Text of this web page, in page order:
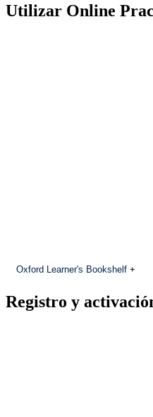
Utilizar Online
Oxford Learner's Bookshelf +
Registro y